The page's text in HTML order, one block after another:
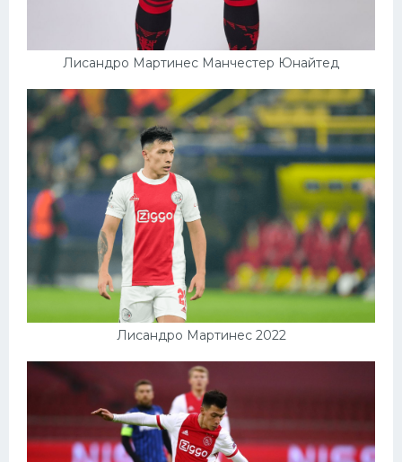
Лисандро Мартинес Манчестер Юнайтед
Лисандро Мартинес 2022